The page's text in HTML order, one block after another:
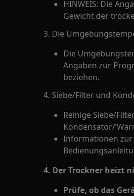
HINWEIS: Die
Gewicht der
3. Die
Die
Angaben zur
beziehen.
4. Siebe/Filter und
Reinige Siebe/
Kondensator/
Informationen zur
4. Der Trockner heizt
Prüfe, ob das